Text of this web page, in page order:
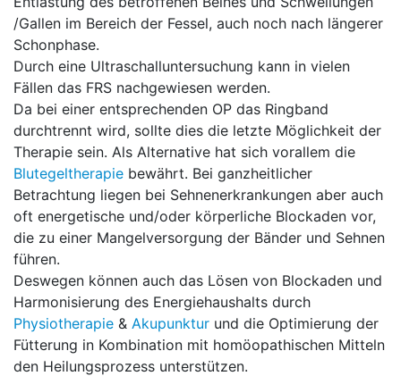
/Gallen im Bereich der Fessel, auch noch nach längerer
Schonphase.
Durch eine Ultraschalluntersuchung kann in vielen
Fällen das FRS nachgewiesen werden.
Da bei einer entsprechenden OP das Ringband
durchtrennt wird, sollte dies die letzte Möglichkeit der
Therapie sein. Als Alternative hat sich vorallem die
Blutegeltherapie bewährt. Bei ganzheitlicher
Betrachtung liegen bei Sehnenerkrankungen aber auch
oft energetische und/oder körperliche Blockaden vor,
die zu einer Mangelversorgung der Bänder und Sehnen
führen.
Deswegen können auch das Lösen von Blockaden und
Harmonisierung des Energiehaushalts durch
Physiotherapie & Akupunktur und die Optimierung der
Fütterung in Kombination mit homöopathischen Mitteln
den Heilungsprozess unterstützen.